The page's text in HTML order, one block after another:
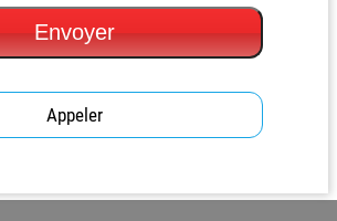
Envoyer
Appeler